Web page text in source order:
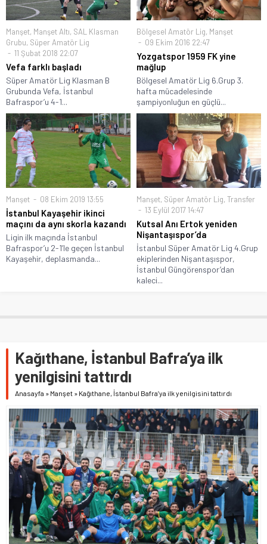
Manşet, Manşet Altı, SAL Klasman
Grubu, Süper Amatör Lig
11 Şubat 2018 22:07
Vefa farklı başladı
Süper Amatör Lig Klasman B
Grubunda Vefa, İstanbul
Bafraspor’u 4-1...
Bölgesel Amatör Lig, Manşet
09 Ekim 2016 22:47
Yozgatspor 1959 FK yine
mağlup
Bölgesel Amatör Lig 6.Grup 3.
hafta mücadelesinde
şampiyonluğun en güçlü...
Manşet 08 Ekim 2019 13:55
İstanbul Kayaşehir ikinci
maçını da aynı skorla kazandı
Ligin ilk maçında İstanbul
Bafraspor’u 2-1’le geçen İstanbul
Kayaşehir, deplasmanda...
Manşet, Süper Amatör Lig, Transfer
13 Eylül 2017 14:47
Kutsal Anı Ertok yeniden
Nişantaşıspor’da
İstanbul Süper Amatör Lig 4.Grup
ekiplerinden Nişantaşıspor,
İstanbul Güngörenspor’dan
kaleci...
Kağıthane, İstanbul Bafra’ya ilk
yenilgisini tattırdı
Anasayfa » Manşet » Kağıthane, İstanbul Bafra’ya ilk yenilgisini tattırdı